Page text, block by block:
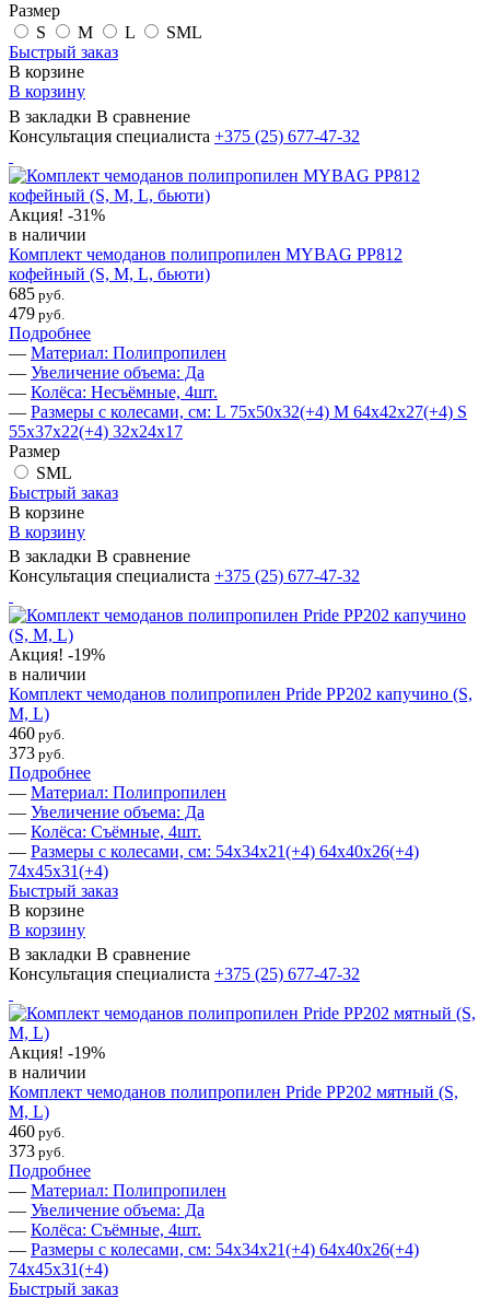
Размер
S
M L
SML
Быстрый заказ
В корзине
В корзину
В закладки В сравнение
Консультация специалиста +375 (25) 677-47-32
Акция! -31%
в наличии
Комплект чемоданов полипропилен MYBAG PP812
кофейный (S, M, L, бьюти)
685 руб.
479 руб.
Подробнее
— Материал: Полипропилен
— Увеличение объема: Да
— Колёса: Несъёмные, 4шт.
— Размеры с колесами, см: L 75х50х32(+4) M 64х42х27(+4) S
55х37х22(+4) 32х24х17
Размер
SML
Быстрый заказ
В корзине
В корзину
В закладки В сравнение
Консультация специалиста +375 (25) 677-47-32
Акция! -19%
в наличии
Комплект чемоданов полипропилен Pride PP202 капучино (S,
M, L)
460 руб.
373 руб.
Подробнее
— Материал: Полипропилен
— Увеличение объема: Да
— Колёса: Съёмные, 4шт.
— Размеры с колесами, см: 54х34х21(+4) 64х40х26(+4)
74х45х31(+4)
Быстрый заказ
В корзине
В корзину
В закладки В сравнение
Консультация специалиста +375 (25) 677-47-32
Акция! -19%
в наличии
Комплект чемоданов полипропилен Pride PP202 мятный (S,
M, L)
460 руб.
373 руб.
Подробнее
— Материал: Полипропилен
— Увеличение объема: Да
— Колёса: Съёмные, 4шт.
— Размеры с колесами, см: 54х34х21(+4) 64х40х26(+4)
74х45х31(+4)
Быстрый заказ